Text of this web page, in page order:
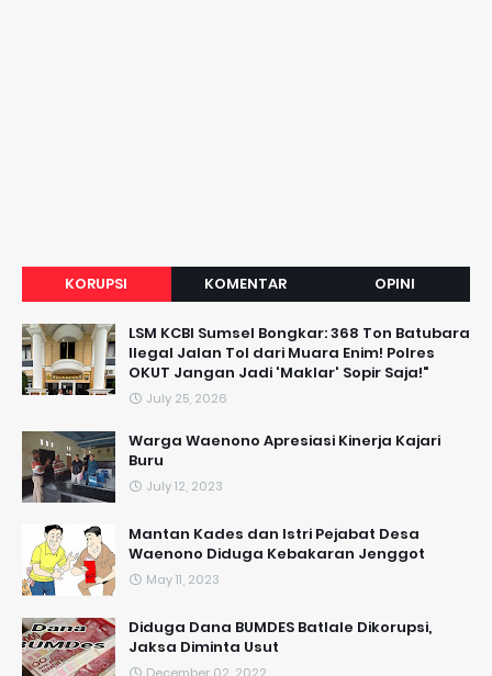
KORUPSI KOMENTAR OPINI
LSM KCBI Sumsel Bongkar: 368 Ton Batubara
Ilegal Jalan Tol dari Muara Enim! Polres
OKUT Jangan Jadi 'Maklar' Sopir Saja!"
July 25, 2026
Warga Waenono Apresiasi Kinerja Kajari
Buru
July 12, 2023
Mantan Kades dan Istri Pejabat Desa
Waenono Diduga Kebakaran Jenggot
May 11, 2023
Diduga Dana BUMDES Batlale Dikorupsi,
Jaksa Diminta Usut
December 02, 2022